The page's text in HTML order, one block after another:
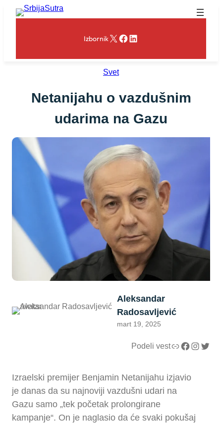
Skoči
IzbornikX Facebook
LinkedIn
Svet
Netanijahu o vazdušnim
udarima na Gazu
Aleksandar
Radosavljević
mart 19, 2025
Podeli vestLink Facebook InstagramTwitter
Izraelski premijer Benjamin Netanijahu izjavio
je danas da su najnoviji vazdušni udari na
Gazu samo „tek početak prolongirane
kampanje“. On je naglasio da će svaki pokušaj